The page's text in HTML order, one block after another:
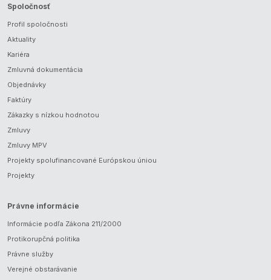
Spoločnosť
Profil spoločnosti
Aktuality
Kariéra
Zmluvná dokumentácia
Objednávky
Faktúry
Zákazky s nízkou hodnotou
Zmluvy
Zmluvy MPV
Projekty spolufinancované Európskou úniou
Projekty
Právne informácie
Informácie podľa Zákona 211/2000
Protikorupčná politika
Právne služby
Verejné obstarávanie